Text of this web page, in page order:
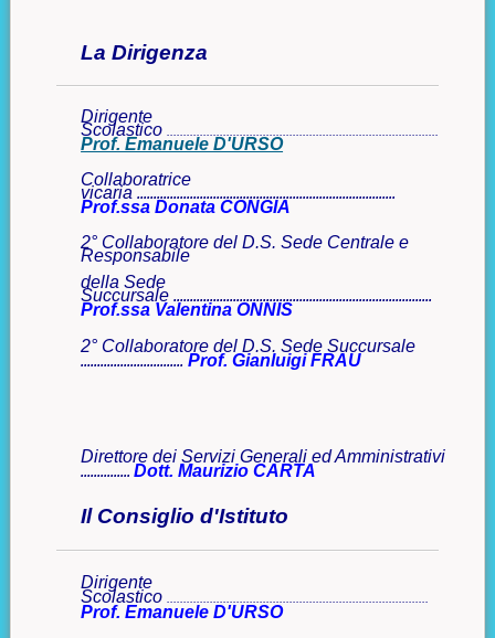
La Dirigenza
Dirigente
Scolastico
Prof. Emanuele D'URSO
Collaboratrice
vicaria ..............................................................................
Prof.ssa Donata CONGIA
2° Collaboratore del D.S. Sede Centrale e
Responsabile
della Sede
Succursale..............................................................................
Prof.ssa ValentinaONNIS
2° Collaboratore del D.S.Sede Succursale
............................... Prof. Gianluigi FRAU
Direttore dei Servizi Generali ed Amministrativi
...............Dott. Maurizio CARTA
Il Consiglio d'Istituto
Dirigente
Scolastico
Prof. Emanuele D'URSO